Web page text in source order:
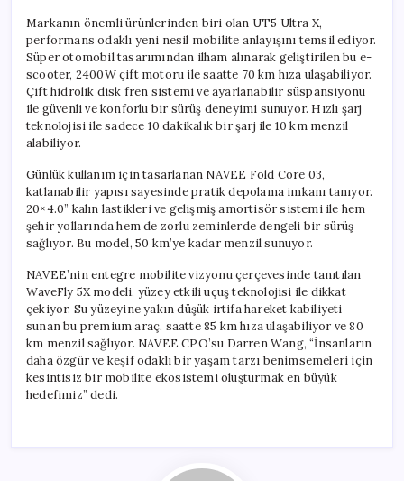
Markanın önemli ürünlerinden biri olan UT5 Ultra X,
performans odaklı yeni nesil mobilite anlayışını temsil ediyor.
Süper otomobil tasarımından ilham alınarak geliştirilen bu e-
scooter, 2400W çift motoru ile saatte 70 km hıza ulaşabiliyor.
Çift hidrolik disk fren sistemi ve ayarlanabilir süspansiyonu
ile güvenli ve konforlu bir sürüş deneyimi sunuyor. Hızlı şarj
teknolojisi ile sadece 10 dakikalık bir şarj ile 10 km menzil
alabiliyor.
Günlük kullanım için tasarlanan NAVEE Fold Core 03,
katlanabilir yapısı sayesinde pratik depolama imkanı tanıyor.
20×4.0” kalın lastikleri ve gelişmiş amortisör sistemi ile hem
şehir yollarında hem de zorlu zeminlerde dengeli bir sürüş
sağlıyor. Bu model, 50 km’ye kadar menzil sunuyor.
NAVEE’nin entegre mobilite vizyonu çerçevesinde tanıtılan
WaveFly 5X modeli, yüzey etkili uçuş teknolojisi ile dikkat
çekiyor. Su yüzeyine yakın düşük irtifa hareket kabiliyeti
sunan bu premium araç, saatte 85 km hıza ulaşabiliyor ve 80
km menzil sağlıyor. NAVEE CPO’su Darren Wang, “İnsanların
daha özgür ve keşif odaklı bir yaşam tarzı benimsemeleri için
kesintisiz bir mobilite ekosistemi oluşturmak en büyük
hedefimiz” dedi.